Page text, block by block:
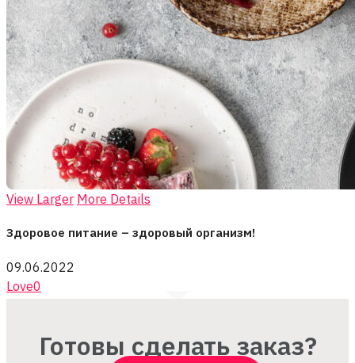
View Larger More Details
Здоровое питание – здоровый организм!
09.06.2022
Love0
Готовы сделать заказ?